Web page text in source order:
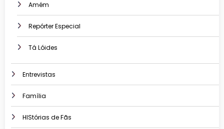
Amém
Repórter Especial
Tá Lóides
Entrevistas
Família
HIStórias de Fãs